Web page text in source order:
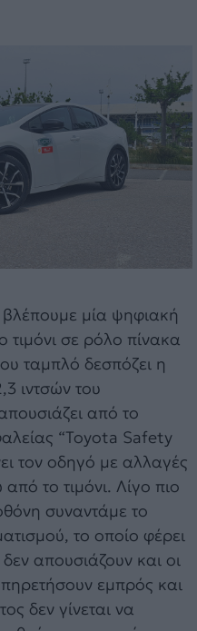
μία ψηφιακή
τιμόνι σε ρόλο πίνακα
ταμπλό δεσπόζει η
ιντσών του
από το
“Toyota Safety
τον οδηγό με αλλαγές
το τιμόνι. Λίγο πιο
συναντάμε το
το οποίο φέρει
απουσιάζουν και οι
εμπρός και
δεν γίνεται να